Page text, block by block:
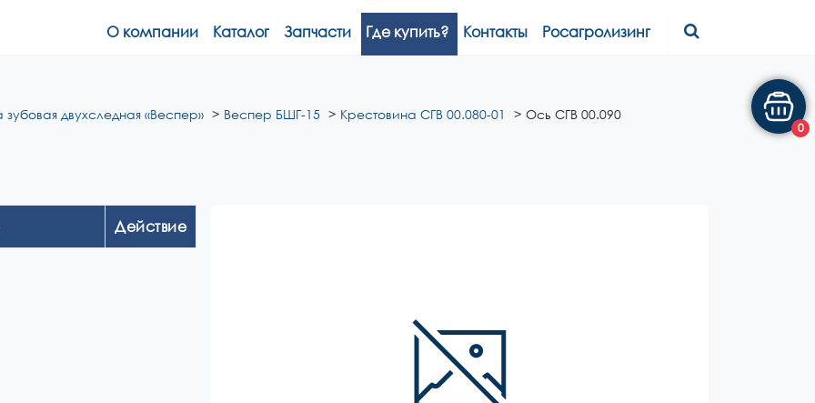
О компании Каталог Запчасти Где купить? Контакты Росагролизинг
двухследная «Веспер» Веспер БШГ-15 Крестовина СГВ 00.080-01 Ось СГВ 00.090
Действие
0